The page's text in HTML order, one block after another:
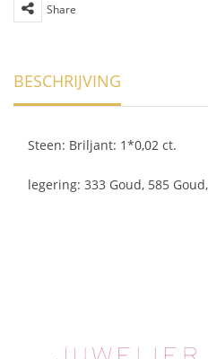
Share
BESCHRIJVING
Steen: Briljant: 1*0,02 ct.
legering: 333 Goud, 585